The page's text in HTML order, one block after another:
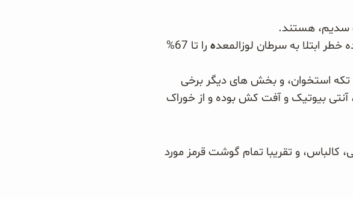
سدیم، هستند.
ه
را تا 67%
استخوان، و بخش های دیگر برخی
آنتی بیوتیک و آفت کش بوده و از خوراک
و تقریبا تمام گوشت قرمز مورد